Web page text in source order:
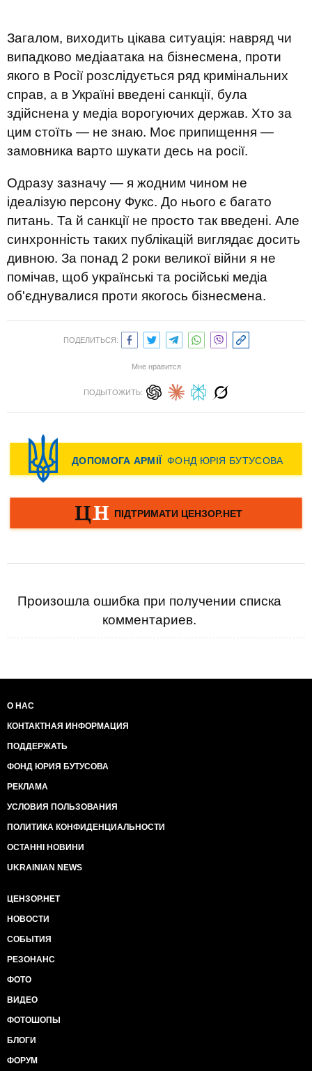
Загалом, виходить цікава ситуація: навряд чи
випадково медіаатака на бізнесмена, проти
якого в Росії розслідується ряд кримінальних
справ, а в Україні введені санкції, була
здійснена у медіа ворогуючих держав. Хто за
цим стоїть — не знаю. Моє припищення —
замовника варто шукати десь на росії.
Одразу зазначу — я жодним чином не
ідеалізую персону Фукс. До нього є багато
питань. Та й санкції не просто так введені. Але
синхронність таких публікацій виглядає досить
дивною. За понад 2 роки великої війни я не
помічав, щоб українські та російські медіа
об'єднувалися проти якогось бізнесмена.
ПОДЕЛИТЬСЯ:
Мне нравится
ПОДЫТОЖИТЬ:
Произошла ошибка при получении списка
комментариев.
О НАС
КОНТАКТНАЯ ИНФОРМАЦИЯ
ПОДДЕРЖАТЬ
ФОНД ЮРИЯ БУТУСОВА
РЕКЛАМА
УСЛОВИЯ ПОЛЬЗОВАНИЯ
ПОЛИТИКА КОНФИДЕНЦИАЛЬНОСТИ
ОСТАННІ НОВИНИ
UKRAINIAN NEWS
ЦЕНЗОР.НЕТ
НОВОСТИ
СОБЫТИЯ
РЕЗОНАНС
ФОТО
ВИДЕО
ФОТОШОПЫ
БЛОГИ
ФОРУМ